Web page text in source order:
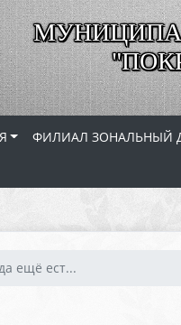
ФИЛИАЛ ЗОНАЛЬНЫЙ
ещё ест...